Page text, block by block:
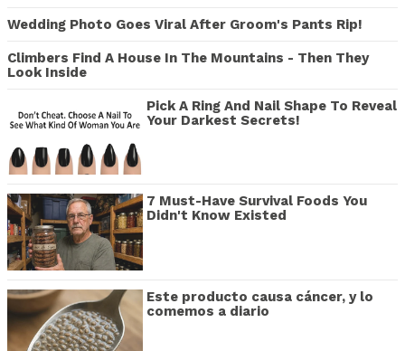
Wedding Photo Goes Viral After Groom's Pants Rip!
Climbers Find A House In The Mountains - Then They
Look Inside
Pick A Ring And Nail Shape To Reveal
Your Darkest Secrets!
7 Must-Have Survival Foods You
Didn't Know Existed
Este producto causa cáncer, y lo
comemos a diario